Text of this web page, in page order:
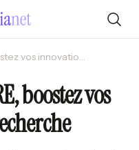
Sophia : avec la CIFRE, boostez vos innovations par la recherche
boostez vos